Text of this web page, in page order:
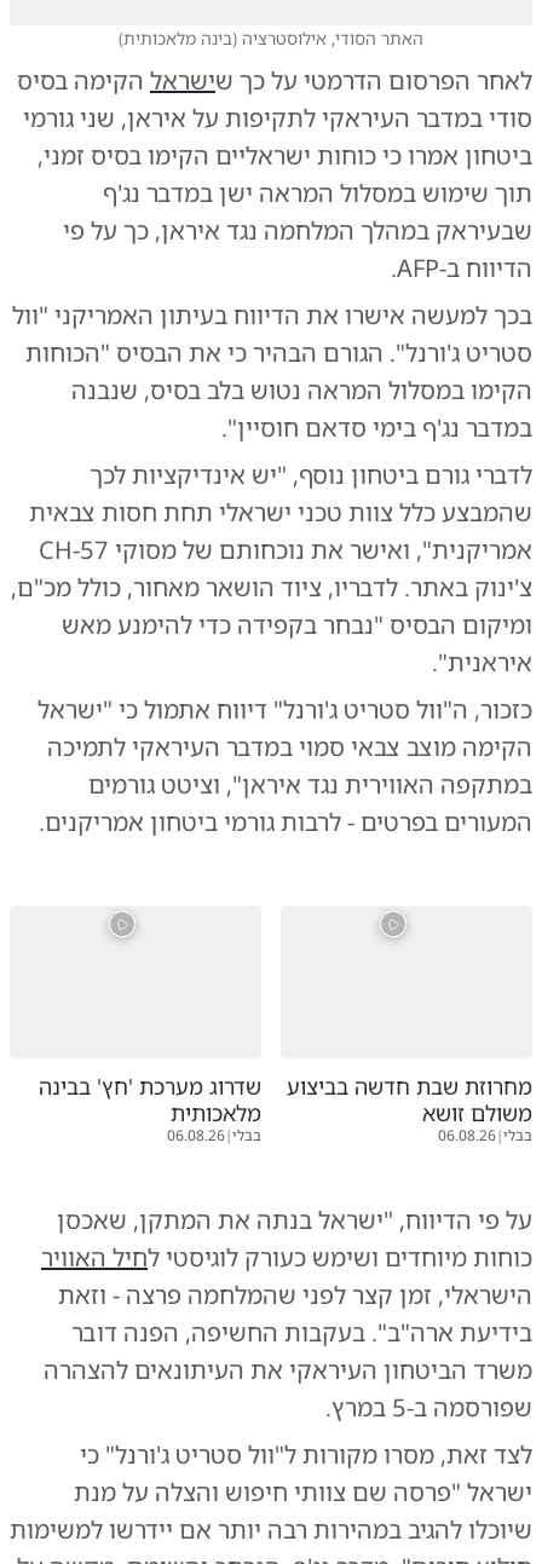
האתר הסודי, אילוסטרציה (בינה מלאכותית)
לאחר הפרסום הדרמטי על כך שישראל הקימה בסיס
סודי במדבר העיראקי לתקיפות על איראן, שני גורמי
ביטחון אמרו כי כוחות ישראליים הקימו בסיס זמני,
תוך שימוש במסלול המראה ישן במדבר נג'ף
שבעיראק במהלך המלחמה נגד איראן, כך על פי
הדיווח ב-AFP.
בכך למעשה אישרו את הדיווח בעיתון האמריקני "וול
סטריט ג'ורנל". הגורם הבהיר כי את הבסיס "הכוחות
הקימו במסלול המראה נטוש בלב בסיס, שנבנה
במדבר נג'ף בימי סדאם חוסיין".
לדברי גורם ביטחון נוסף, "יש אינדיקציות לכך
שהמבצע כלל צוות טכני ישראלי תחת חסות צבאית
אמריקנית", ואישר את נוכחותם של מסוקי CH-57
צ'ינוק באתר. לדבריו, ציוד הושאר מאחור, כולל מכ"ם,
ומיקום הבסיס "נבחר בקפידה כדי להימנע מאש
איראנית".
כזכור, ה"וול סטריט ג'ורנל" דיווח אתמול כי "ישראל
הקימה מוצב צבאי סמוי במדבר העיראקי לתמיכה
במתקפה האווירית נגד איראן", וציטט גורמים
המעורים בפרטים - לרבות גורמי ביטחון אמריקנים.
מחרוזת שבת חדשה בביצוע
משולם זושא
בבלי|
06.08.26
שדרוג מערכת 'חץ' בבינה
מלאכותית
בבלי|
06.08.26
על פי הדיווח, "ישראל בנתה את המתקן, שאכסן
כוחות מיוחדים ושימש כעורק לוגיסטי לחיל האוויר
הישראלי, זמן קצר לפני שהמלחמה פרצה - וזאת
בידיעת ארה"ב". בעקבות החשיפה, הפנה דובר
משרד הביטחון העיראקי את העיתונאים להצהרה
שפורסמה ב-5 במרץ.
לצד זאת, מסרו מקורות ל"וול סטריט ג'ורנל" כי
ישראל "פרסה שם צוותי חיפוש והצלה על מנת
שיוכלו להגיב במהירות רבה יותר אם יידרשו למשימות